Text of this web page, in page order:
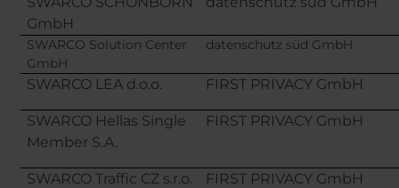
GmbH
SWARCO Solution Center
GmbH
datenschutz süd GmbH
SWARCO LEA d.o.o. FIRST PRIVACY GmbH
SWARCO Hellas Single
Member S.A.
FIRST PRIVACY GmbH
SWARCO Traffic CZ s.r.o. FIRST PRIVACY GmbH